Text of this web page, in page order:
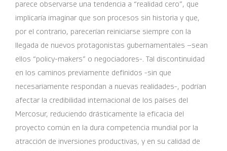
parece observarse una tendencia a “realidad cero”, que
implicaría imaginar que son procesos sin historia y que,
por el contrario, parecerían reiniciarse siempre con la
llegada de nuevos protagonistas gubernamentales –sean
ellos “policy-makers” o negociadores-. Tal discontinuidad
en los caminos previamente definidos -sin que
necesariamente respondan a nuevas realidades-, podrían
afectar la credibilidad internacional de los países del
Mercosur, reduciendo drásticamente la eficacia del
proyecto común en la dura competencia mundial por la
atracción de inversiones productivas, y en su calidad de